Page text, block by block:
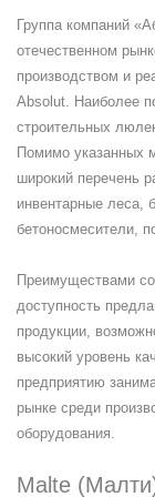
Группа компаний
отечественном
производством и
Absolut. Наиболее
строительных
Помимо указанных
широкий перечень
инвентарные леса,
бетоносмесители,
Преимуществами
доступность
продукции,
высокий уровень
предприятию
рынке среди
оборудования.
Malte